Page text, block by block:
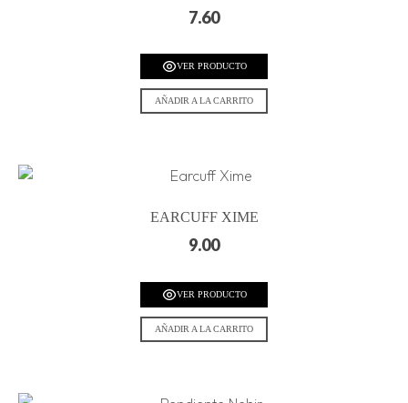
7.60
VER PRODUCTO
AÑADIR A LA CARRITO
EARCUFF XIME
9.00
VER PRODUCTO
AÑADIR A LA CARRITO